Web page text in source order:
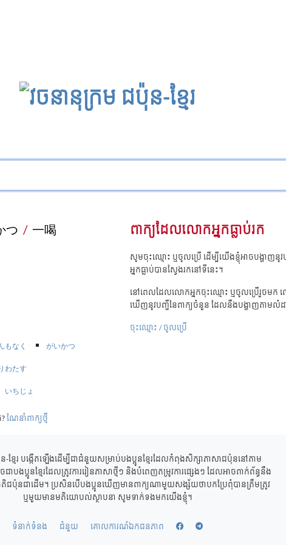
つ / 一喝
もなく
がいかつ
わたす
いちじょ
ណែនាំពាក្យថ្មី
ពាក្យដែលលោកអ្នកធ្លាប់រក
សូមចុះឈ្មោះ ឬចូលប្រើ ដើម្បីយើងខ្ញុំអាចបង្ហាញនូ
អ្នកធ្លាប់បានស្វែងរកនៅទីនេះ។
នៅពេលដែលលោកអ្នកចុះឈ្មោះ ឬចូលប្រើរួចមក
ឃើញនូវបញ្ជីនៃពាក្យចំនួន ដែលនឹងបង្ហាញតាមលំ
ចុះឈ្មោះ / ចូលប្រើ
-ខ្មែរ បង្កើតឡើងដើម្បីជាជំនួយសម្រាប់បងប្អូនខ្មែរដែលកំពុងសិក្សាភាសាជប៉ុននៅតាម
ជាបងប្អូនខ្មែរដែលត្រូវការរៀនភាសាថ្មីៗ និងបំពេញតម្រូវការផ្សេងៗ ដែលអាចពាក់ព័ន្ធនឹង
ជប៉ុនជាដើម។ ប្រសិនបើបងប្អូនឃើញមានពាក្យណាមួយសង្ស័យថាបកប្រែពុំបានត្រឹមត្រូវ
ឬមួយមានមតិយោបល់ស្ថាបនា សូមទាក់ទងមកយើងខ្ញុំ។
ទំនាក់ទំនង ជំនួយ គោលការណ៍ឯកជនភាព